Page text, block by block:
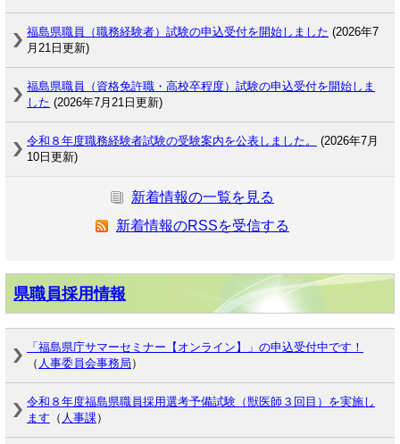
福島県職員（職務経験者）試験の申込受付を開始しました (2026年7
月21日更新)
福島県職員（資格免許職・高校卒程度）試験の申込受付を開始しま
した (2026年7月21日更新)
令和８年度職務経験者試験の受験案内を公表しました。
(2026年7月
10日更新)
新着情報の一覧を見る
新着情報のRSSを受信する
県職員採用情報
「福島県庁サマーセミナー【オンライン】」の申込受付中です！
（ 人事委員会事務局 ）
令和８年度福島県職員採用選考予備試験（獣医師３回目）を実施し
ます （ 人事課）